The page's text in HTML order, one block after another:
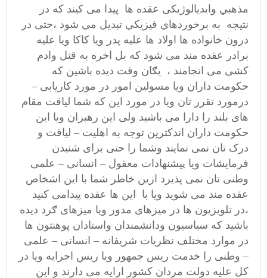
مذهبي وایدیالوژیکی عقده ها پیدا می کیند که در
نتیجه به برخوردهاي فيزيکي تبديل مي شود ،حتی در
درون خانواده ها اولاد ها علیه پدر ویا کاکا ویا علیه
برادر عقده مند می شود که بل اخره به قتل وادم
کشی می انجامند ، یګان وقت دیده باشین که
حکومت داران ویا مسولین امور در مورد کاریابی –
درمورد تقرر تان ویا در مورد این که شما لیاقت مقام
های بلند را دارا می باشید ولی این رهبران ویا این
حکومت داران اندکترین توجه به اهلیت – لیاقت و
درک تان نمی نمایند وشما را حتی برای شنیدن
فرمایشات ویا پیشنهادات معقول – انسانی – علمی
وطنی تان نمی پذیرد ازین خاطر شما با این اشخاص
عقده مند می شوید ویا با این ها عقده پیدامی کنید
،در تلویزیون ها در میزهای مدور ویا میزهای ګرد دیده
باشید که سیاسیون ودانشمندان واستادان پوهنتون ها
در موارد مختلف نظریات شریفانه – انسانی – علمی
– وطنی را خدمت ریس جمهور ویا ریس اجرایه ویا در
کل علیه دولت مردان کشور ارایه می دارند و این